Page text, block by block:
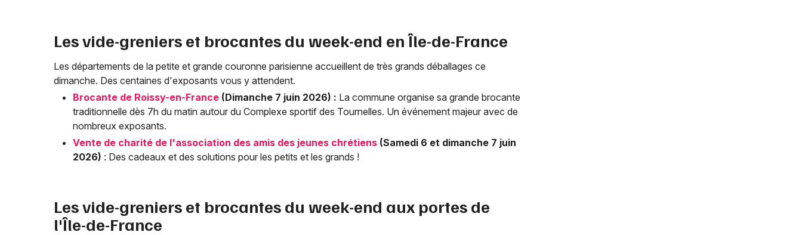
Les vide-greniers et brocantes du week-end en Île-de-France
Les départements de la petite et grande couronne parisienne accueillent de très grands déballages ce
dimanche. Des centaines d'exposants vous y attendent.
Brocante de Roissy-en-France (Dimanche 7 juin 2026) : La commune organise sa grande brocante
traditionnelle dès 7h du matin autour du Complexe sportif des Tournelles. Un événement majeur avec de
nombreux exposants.
Vente de charité de l'association des amis des jeunes chrétiens (Samedi 6 et dimanche 7 juin
2026) : Des cadeaux et des solutions pour les petits et les grands !
Les vide-greniers et brocantes du week-end aux portes de
l'Île-de-France